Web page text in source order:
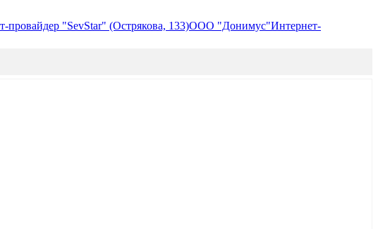
провайдер "SevStar" (Острякова, 133)ООО "Донимус"Интернет-